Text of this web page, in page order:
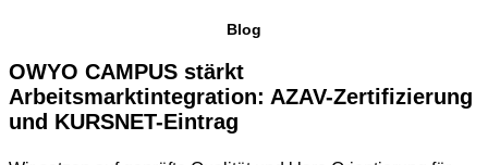
Blog
OWYO CAMPUS stärkt
Arbeitsmarktintegration: AZAV-Zertifizierung
und KURSNET-Eintrag